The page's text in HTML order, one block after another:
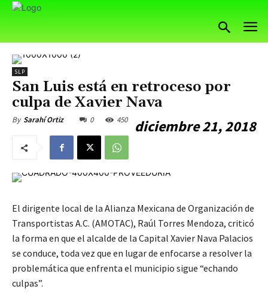
SLP
San Luis está en retroceso por
culpa de Xavier Nava
By Sarahí Ortiz diciembre 21, 2018
0 450
El dirigente local de la Alianza Mexicana de Organización de
Transportistas A.C. (AMOTAC), Raúl Torres Mendoza, criticó
la forma en que el alcalde de la Capital Xavier Nava Palacios
se conduce, toda vez que en lugar de enfocarse a resolver la
problemática que enfrenta el municipio sigue “echando
culpas”.